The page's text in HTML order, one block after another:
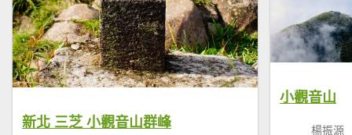
新北 三芝 小觀音山群峰
小觀音山
楊振源